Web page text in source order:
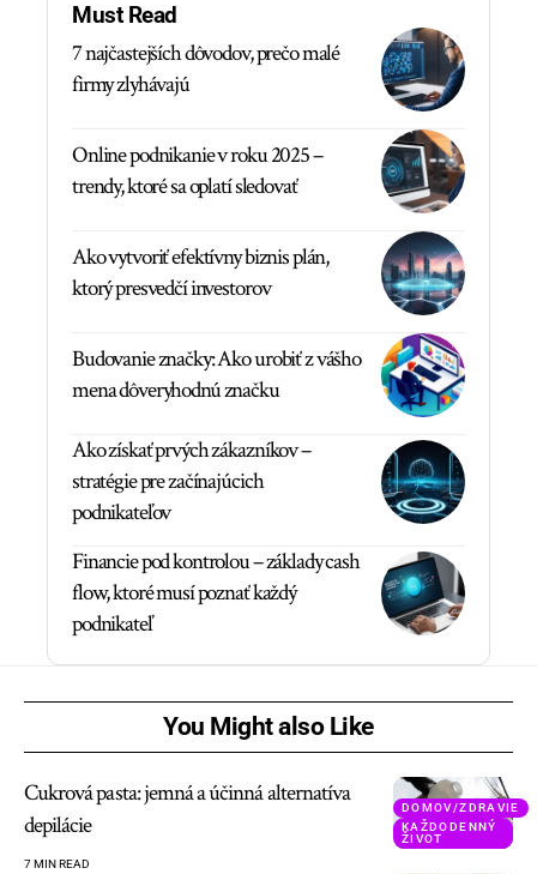
Must Read
7 najčastejších dôvodov, prečo malé
firmy zlyhávajú
Online podnikanie v roku 2025 –
trendy, ktoré sa oplatí sledovať
Ako vytvoriť efektívny biznis plán,
ktorý presvedčí investorov
Budovanie značky: Ako urobiť z vášho
mena dôveryhodnú značku
Ako získať prvých zákazníkov –
stratégie pre začínajúcich
podnikateľov
Financie pod kontrolou – základy cash
flow, ktoré musí poznať každý
podnikateľ
You Might also Like
DOMOV/ZDRAVIE
KAŽDODENNÝ
ŽIVOT
Cukrová pasta: jemná a účinná alternatíva
depilácie
7 MIN READ